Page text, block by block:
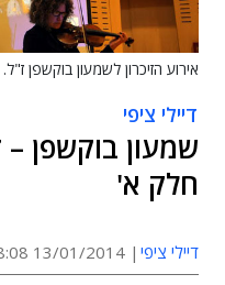
אירוע הזיכרון לשמעון בוקשפן
דיילי ציפי
שמעון בוקשפן –
חלק א'
דיילי ציפי 13/01/2014 18:08